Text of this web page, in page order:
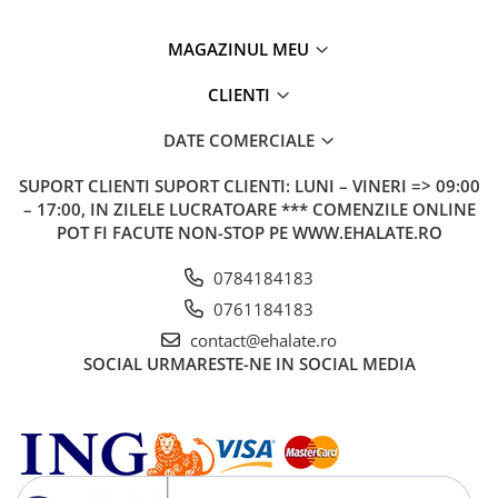
MAGAZINUL MEU
CLIENTI
DATE COMERCIALE
SUPORT CLIENTI SUPORT CLIENTI: LUNI – VINERI => 09:00
– 17:00, IN ZILELE LUCRATOARE *** COMENZILE ONLINE
POT FI FACUTE NON-STOP PE WWW.EHALATE.RO
0784184183
0761184183
contact@ehalate.ro
SOCIAL URMARESTE-NE IN SOCIAL MEDIA